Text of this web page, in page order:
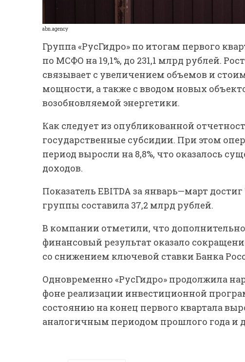
abn.agency
Группа «РусГидро» по итогам первого
по МСФО на 19,1%, до 231,1 млрд рублей.
связывает с увеличением объемов и
мощности, а также с вводом новых
возобновляемой энергетики.
Как следует из опубликованной
государственные субсидии. При этом
период выросли на 8,8%, что оказалось
доходов.
Показатель EBITDA за январь—март
группы составила 37,2 млрд рублей.
В компании отметили, что
финансовый результат оказало
со снижением ключевой ставки Банка
Одновременно «РусГидро» продолжила
фоне реализации инвестиционной
состоянию на конец первого квартала
аналогичным периодом прошлого года и